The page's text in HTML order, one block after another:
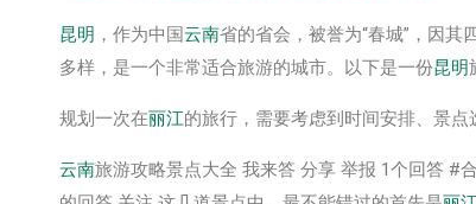
昆明 ，作为中国云南省的省会，被誉为“春城”，因其
多样，是一个非常适合旅游的城市。以下是一份昆明
规划一次在丽江的旅行，需要考虑到时间安排、景点
云南旅游攻略景点大全 我来答 分享 举报 1个回答 #